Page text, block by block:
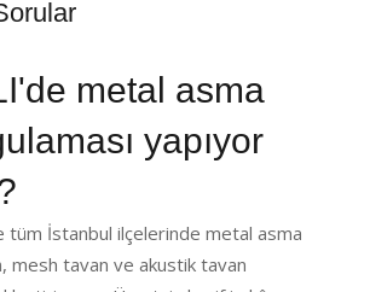
metal asma
yapıyor
tüm İstanbul ilçelerinde metal asma
mesh tavan ve akustik tavan